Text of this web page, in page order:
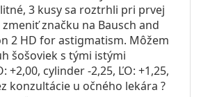
3 kusy sa roztrhli pri prvej
značku na Bausch and
2 HD for astigmatism. Môžem
šošoviek s tými istými
+2,00, cylinder -2,25, ĽO: +1,25,
konzultácie u očného lekára ?